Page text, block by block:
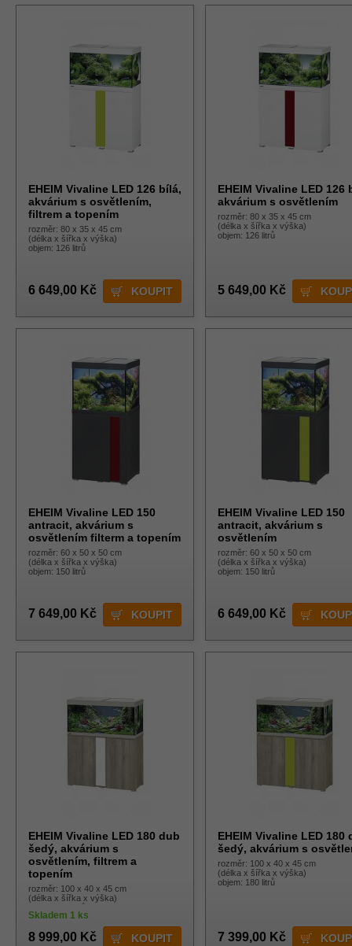
EHEIM Vivaline LED 126 bílá,
akvárium s osvětlením,
filtrem a topením
rozměr: 80 x 35 x 45 cm
(délka x šířka x výška)
objem: 126 litrů
6 649,00 Kč
EHEIM Vivaline LED 126
akvárium s osvětlením
rozměr: 80 x 35 x 45 cm
(délka x šířka x výška)
objem: 126 litrů
5 649,00 Kč
EHEIM Vivaline LED 150
antracit, akvárium s
osvětlením filterm a topením
rozměr: 60 x 50 x 50 cm
(délka x šířka x výška)
objem: 150 litrů
7 649,00 Kč
EHEIM Vivaline LED 150
antracit, akvárium s
osvětlením
rozměr: 60 x 50 x 50 cm
(délka x šířka x výška)
objem: 150 litrů
6 649,00 Kč
EHEIM Vivaline LED 180 dub
šedý, akvárium s
osvětlením, filtrem a
topením
rozměr: 100 x 40 x 45 cm
(délka x šířka x výška)
objem: 180 litrů
Skladem 1 ks
8 999,00 Kč
EHEIM Vivaline LED 180
šedý, akvárium s
rozměr: 100 x 40 x 45 cm
(délka x šířka x výška)
objem: 180 litrů
7 399,00 Kč